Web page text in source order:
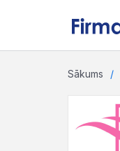
Sākums